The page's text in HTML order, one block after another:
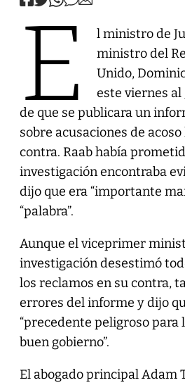
E
l ministro de
ministro del
Unido,
este viernes
de que se publicara un
sobre acusaciones de
contra. Raab había
investigación encontraba
dijo que era “importante
“palabra”.
Aunque el viceprimer
investigación desestimó
los reclamos en su contra,
errores del informe y dijo
“precedente peligroso para
buen gobierno”.
El abogado principal Adam